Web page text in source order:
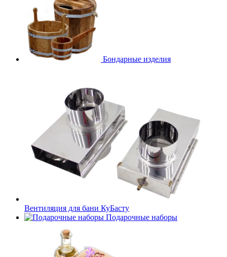
Бондарные изделия
Вентиляция для бани КуБасту
Подарочные наборы